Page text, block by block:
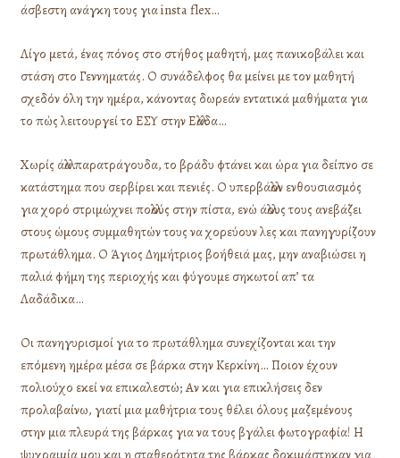
άσβεστη ανάγκη τους για insta flex…
Λίγο μετά, ένας πόνος στο στήθος μαθητή, μας πανικοβάλει και
στάση στο Γεννηματάς. Ο συνάδελφος θα μείνει με τον μαθητή
σχεδόν όλη την ημέρα, κάνοντας δωρεάν εντατικά μαθήματα για
το πώς λειτουργεί το ΕΣΥ στην Ελλάδα…
Χωρίς άλλα παρατράγουδα, το βράδυ φτάνει και ώρα για δείπνο σε
κατάστημα που σερβίρει και πενιές. Ο υπερβάλλον ενθουσιασμός
για χορό στριμώχνει πολλούς στην πίστα, ενώ άλλους τους ανεβάζει
στους ώμους συμμαθητών τους να χορεύουν λες και πανηγυρίζουν
πρωτάθλημα. Ο Άγιος Δημήτριος βοήθειά μας, μην αναβιώσει η
παλιά φήμη της περιοχής και φύγουμε σηκωτοί απ’ τα
Λαδάδικα…
Οι πανηγυρισμοί για το πρωτάθλημα συνεχίζονται και την
επόμενη ημέρα μέσα σε βάρκα στην Κερκίνη… Ποιον έχουν
πολιούχο εκεί να επικαλεστώ; Αν και για επικλήσεις δεν
προλαβαίνω, γιατί μια μαθήτρια τους θέλει όλους μαζεμένους
στην μια πλευρά της βάρκας για να τους βγάλει φωτογραφία! Η